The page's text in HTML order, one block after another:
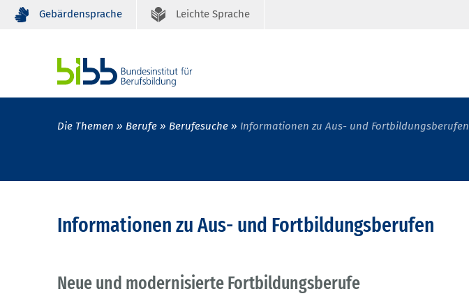
Gebärdensprache Leichte Sprache
Die Themen Berufe Berufesuche Informationen zu Aus- und Fortbildungsberufen
Informationen zu Aus- und Fortbildungsberufen
Neue und modernisierte Fortbildungsberufe